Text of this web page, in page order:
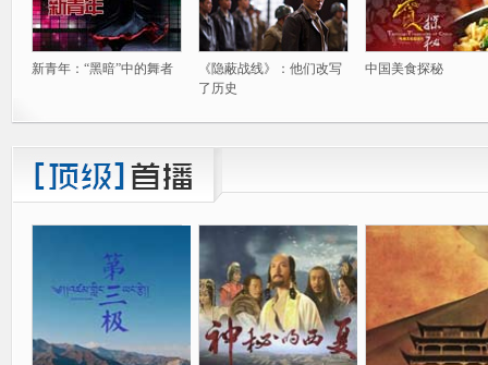
新青年：“黑暗”中的舞者
《隐蔽战线》：他们改写
了历史
中国美食探秘